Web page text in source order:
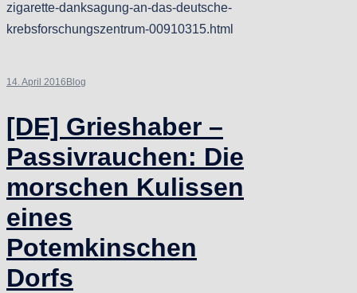
zigarette-danksagung-an-das-deutsche-
krebsforschungszentrum-00910315.html
14. April 2016 Blog
[DE] Grieshaber –
Passivrauchen: Die
morschen Kulissen
eines
Potemkinschen
Dorfs